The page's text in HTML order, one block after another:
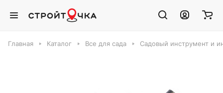
Главная Каталог Все для сада Садовый инструмент и